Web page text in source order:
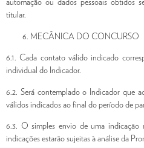
automação ou dados pessoais obtidos
titular.
MECÂNICA DO CONCURSO
6.1. Cada contato válido indicado
individual do Indicador.
6.2. Será contemplado o Indicador que
válidos indicados ao final do período de
6.3. O simples envio de uma indicação
indicações estarão sujeitas à análise da